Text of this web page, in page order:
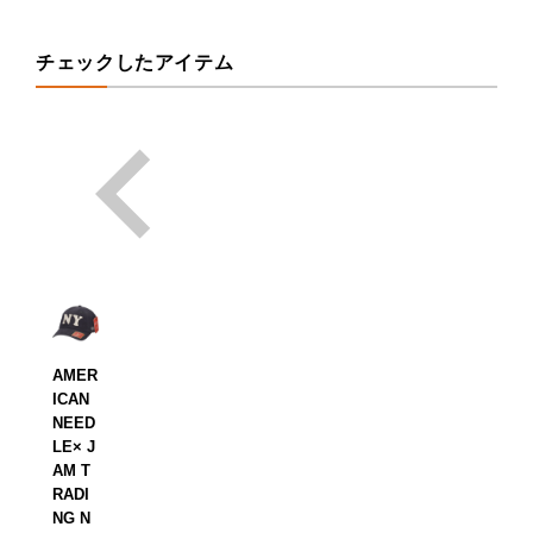
チェックしたアイテム
AMER
ICAN
NEED
LE× J
AM T
RADI
NG N